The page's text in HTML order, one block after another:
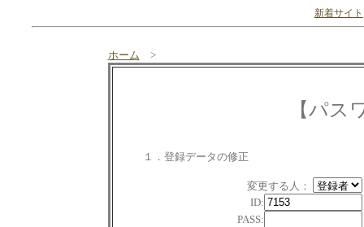
新着サイト
ホーム >
【パス
１．登録データの修正
変更する人：
ID:
PASS: